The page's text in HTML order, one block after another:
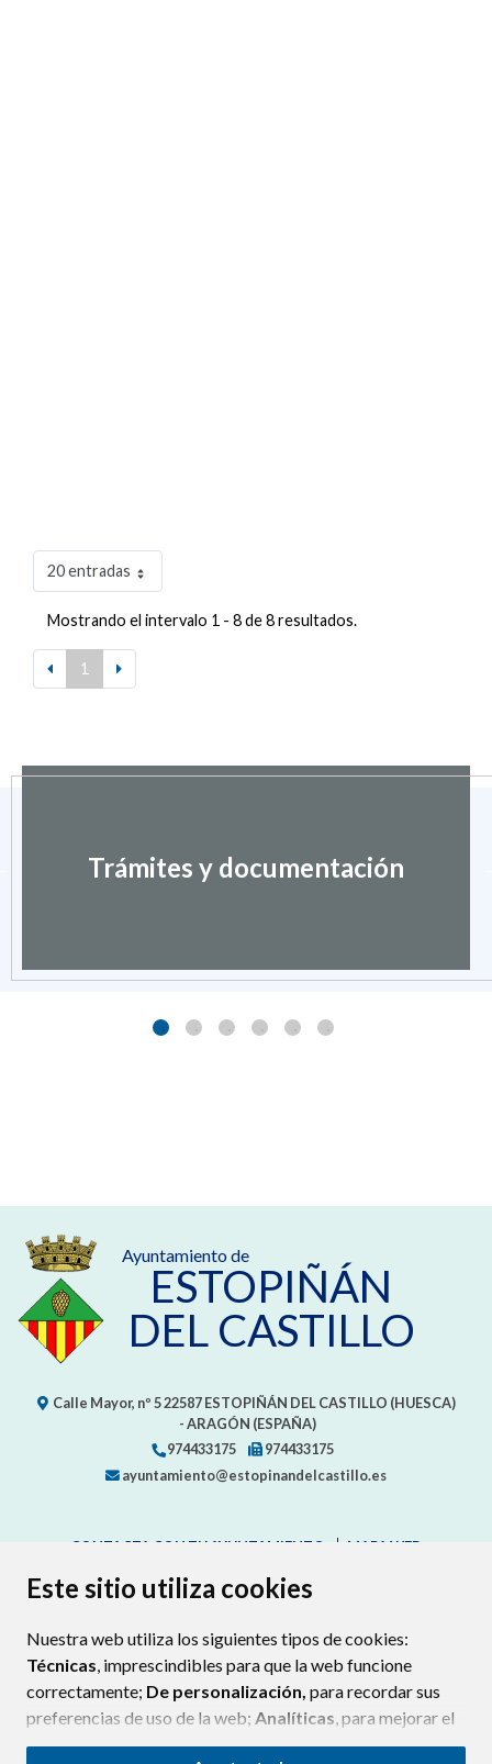
Este sitio utiliza cookies
Nuestra web utiliza los siguientes tipos de cookies:
Técnicas, imprescindibles para que la web funcione
correctamente; De personalización, para recordar sus
preferencias de uso de la web; Analíticas, para mejorar el
funcionamiento de la web y sus servicios.
20 entradas
Mostrando el intervalo 1 - 8 de 8 resultados.
1
Trámites y documentación
Ayuntamiento de
ESTOPIÑÁN
DEL CASTILLO
Calle Mayor, nº 522587 ESTOPIÑÁN DEL CASTILLO (HUESCA)
- ARAGÓN (ESPAÑA)
974433175
974433175
ayuntamiento@estopinandelcastillo.es
CONTACTA CON TU AYUNTAMIENTO
MAPA WEB
AVISO LEGAL
PROTECCIÓN DE DATOS
POLÍTICA DE COOKIES